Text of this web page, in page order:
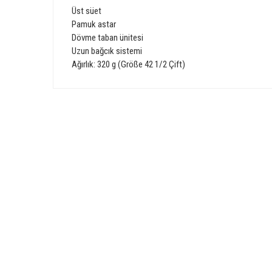
Üstsüet
Pamuk astar
Dövme taban ünitesi
Uzun bağcık sistemi
Ağırlık: 320 g (Größe 42 1/2 Çift)